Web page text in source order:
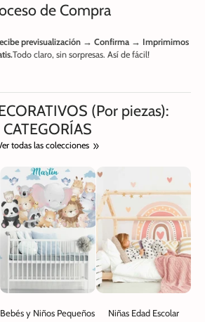
de Compra
previsualización → Confirma → Imprimimos
Todo claro, sin sorpresas. Así de fácil!
(Por piezas):
CATEGORÍAS
todas las colecciones
Bebés y Niños Pequeños Niñas Edad Escolar